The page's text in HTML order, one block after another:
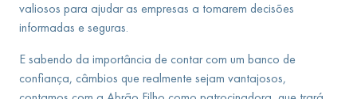
valiosos para ajudar as empresas a tomarem decisões
informadas e seguras.
E sabendo da importância de contar com um banco de
confiança, câmbios que realmente sejam vantajosos,